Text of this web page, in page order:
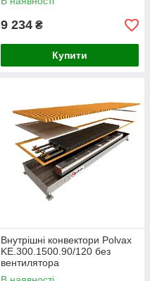
9 234 ₴
Купити
Внутрішні конвектори Polvax
KE.300.1500.90/120 без
вентилятора